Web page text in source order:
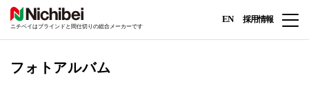
ニチベイはブラインドと間仕切りの総合メーカーです
EN 採用情報
フォトアルバム